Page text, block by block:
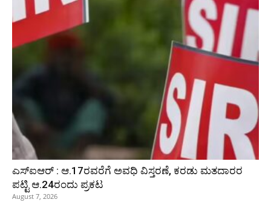
ಎಸ್‌ಐಆರ್‌ : ಆ.17ರವರೆಗೆ ಅವಧಿ ವಿಸ್ತರಣೆ, ಕರಡು ಮತದಾರರ
ಪಟ್ಟಿ ಆ.24ರಂದು ಪ್ರಕಟ
August 7, 2026